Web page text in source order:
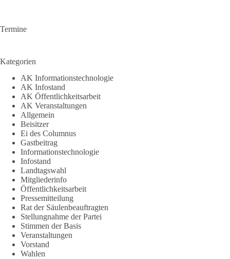
Termine
Kategorien
AK Informationstechnologie
AK Infostand
AK Öffentlichkeitsarbeit
AK Veranstaltungen
Allgemein
Beisitzer
Ei des Columnus
Gastbeitrag
Informationstechnologie
Infostand
Landtagswahl
Mitgliederinfo
Öffentlichkeitsarbeit
Pressemitteilung
Rat der Säulenbeauftragten
Stellungnahme der Partei
Stimmen der Basis
Veranstaltungen
Vorstand
Wahlen